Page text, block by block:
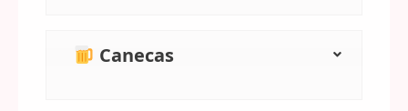
Canecas